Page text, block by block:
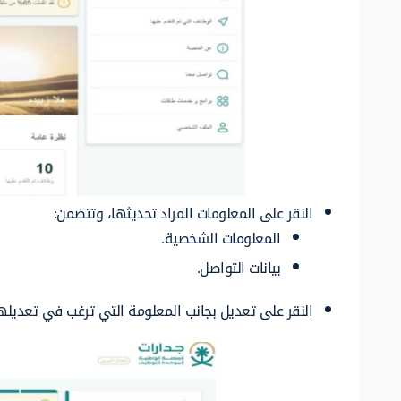
النقر على المعلومات المراد تحديثها، وتتضمن:
المعلومات الشخصية.
بيانات التواصل.
النقر على تعديل بجانب المعلومة التي ترغب في